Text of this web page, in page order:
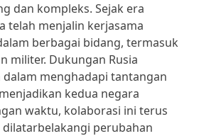
dan kompleks. Sejak era
telah menjalin kerjasama
berbagai bidang, termasuk
militer. Dukungan Rusia
menghadapi tantangan
kedua negara
waktu, kolaborasi ini terus
perubahan